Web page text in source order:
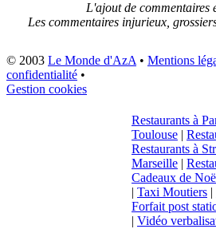
L'ajout de commentaires
Les commentaires injurieux,
© 2003 Le Monde d'AzA • Mentions
confidentialité •
Gestion cookies
Restaurants à
Toulouse |
Restaurants à
Marseille |
Cadeaux de
| Taxi Moutiers |
Forfait post
| Vidéo